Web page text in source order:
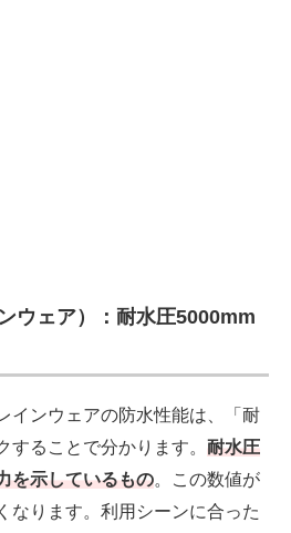
ウェア）：耐水圧5000mm
インウェアの防水性能は、「耐
することで分かります。 耐水圧
を示しているもの。この数値が
なります。利用シーンに合った